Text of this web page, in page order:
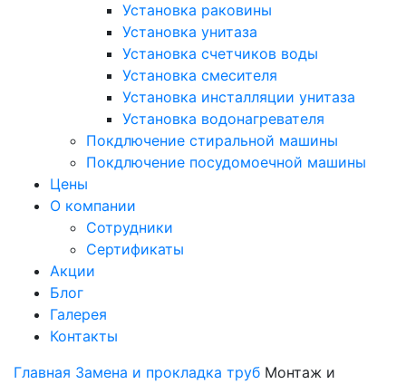
Установка раковины
Установка унитаза
Установка счетчиков воды
Установка смесителя
Установка инсталляции унитаза
Установка водонагревателя
Покдлючение стиральной машины
Покдлючение посудомоечной машины
Цены
О компании
Сотрудники
Сертификаты
Акции
Блог
Галерея
Контакты
Главная Замена и прокладка труб Монтаж и